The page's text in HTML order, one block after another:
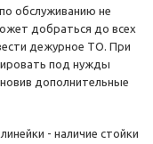
обслуживанию не
добраться до всех
дежурное ТО. При
под нужды
дополнительные
- наличие стойки